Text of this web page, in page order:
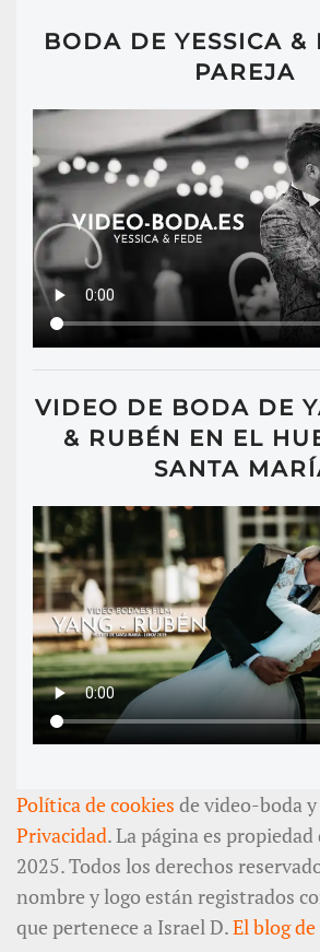
BODA DE YESSICA &
PAREJA
VIDEO DE BODA DE
& RUBÉN EN EL
SANTA
Política de cookies de video-boda y
Privacidad. La página es propiedad
2025. Todos los derechos
nombre y logo están registrados
que pertenece a Israel D.El blog